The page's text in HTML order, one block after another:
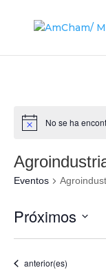
No se ha
Eventos
Próximos
Eventos
anterior(es)